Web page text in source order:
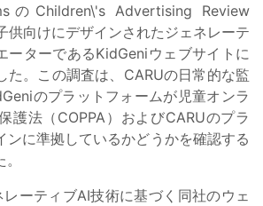
のChildren\'s Advertising Review
供向けにデザインされたジェネレーテ
ーターであるKidGeniウェブサイトに
た。この調査は、CARUの日常的な監
のプラットフォームが児童オンラ
護法（COPPA）およびCARUのプラ
ンに準拠しているかどうかを確認する
ーティブAI技術に基づく同社のウェ